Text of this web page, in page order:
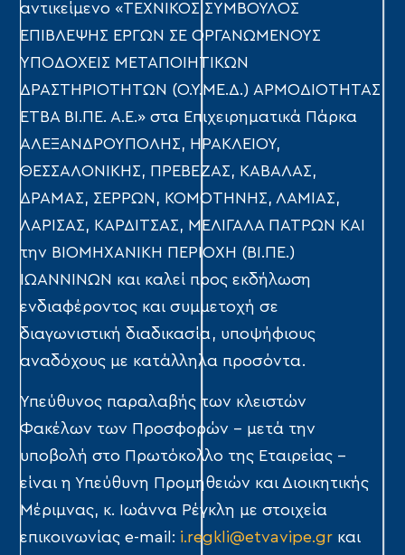
αντικείμενο «ΤΕΧΝΙΚΟΣ ΣΥΜΒΟΥΛΟΣ
ΕΠΙΒΛΕΨΗΣ ΕΡΓΩΝ ΣΕ ΟΡΓΑΝΩΜΕΝΟΥΣ
ΥΠΟΔΟΧΕΙΣ ΜΕΤΑΠΟΙΗΤΙΚΩΝ
ΔΡΑΣΤΗΡΙΟΤΗΤΩΝ (Ο.Υ.ΜΕ.Δ.) ΑΡΜΟΔΙΟΤΗΤΑΣ
ΕΤΒΑ ΒΙ.ΠΕ. Α.Ε.» στα Επιχειρηματικά Πάρκα
ΑΛΕΞΑΝΔΡΟΥΠΟΛΗΣ, ΗΡΑΚΛΕΙΟΥ,
ΘΕΣΣΑΛΟΝΙΚΗΣ, ΠΡΕΒΕΖΑΣ, ΚΑΒΑΛΑΣ,
ΔΡΑΜΑΣ, ΣΕΡΡΩΝ, ΚΟΜΟΤΗΝΗΣ, ΛΑΜΙΑΣ,
ΛΑΡΙΣΑΣ, ΚΑΡΔΙΤΣΑΣ, ΜΕΛΙΓΑΛΑ ΠΑΤΡΩΝ ΚΑΙ
την ΒΙΟΜΗΧΑΝΙΚΗ ΠΕΡΙΟΧΗ (ΒΙ.ΠΕ.)
ΙΩΑΝΝΙΝΩΝ και καλεί προς εκδήλωση
ενδιαφέροντος και συμμετοχή σε
διαγωνιστική διαδικασία, υποψήφιους
αναδόχους με κατάλληλα προσόντα.
Υπεύθυνος παραλαβής των κλειστών
Φακέλων των Προσφορών – μετά την
υποβολή στο Πρωτόκολλο της Εταιρείας –
είναι η Υπεύθυνη Προμηθειών και Διοικητικής
Μέριμνας, κ. Ιωάννα Ρέγκλη με στοιχεία
επικοινωνίας e-mail: i.regkli@etvavipe.gr και